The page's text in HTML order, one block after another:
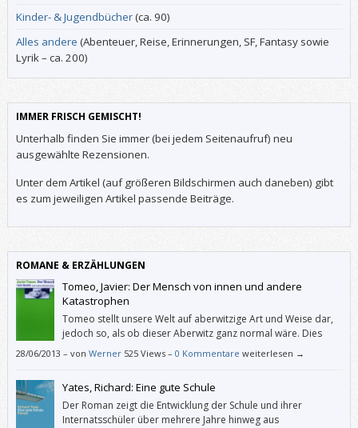
Kinder- & Jugendbücher(ca. 90)
Alles andere (Abenteuer, Reise, Erinnerungen, SF, Fantasy sowie
Lyrik – ca. 200)
IMMER FRISCH GEMISCHT!
Unterhalb finden Sie immer (bei jedem Seitenaufruf) neu
ausgewählte Rezensionen.
Unter dem Artikel (auf größeren Bildschirmen auch daneben) gibt
es zum jeweiligen Artikel passende Beiträge.
ROMANE & ERZÄHLUNGEN
Tomeo, Javier: Der Mensch von innen und andere
Katastrophen
Tomeo stellt unsere Welt auf aberwitzige Art und Weise dar,
jedoch so, als ob dieser Aberwitz ganz normal wäre. Dies
erlaubt einen von Gewohnheiten unverstellten Blick auf diese
28/06/2013 – von Werner 525 Views – 0 Kommentare weiterlesen →
Yates, Richard: Eine gute Schule
Der Roman zeigt die Entwicklung der Schule und ihrer
Internatsschüler über mehrere Jahre hinweg aus